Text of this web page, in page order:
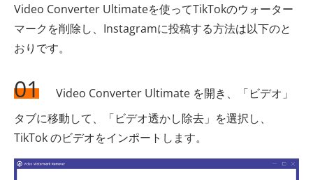
Video Converter Ultimateを使ってTikTokのウォーター
マークを削除し、Instagramに投稿する方法は以下のと
おりです。
01
Video Converter Ultimate を開き、「ビデオ」
タブに移動して、「ビデオ透かし除去」を選択し、
TikTok のビデオをインポートします。